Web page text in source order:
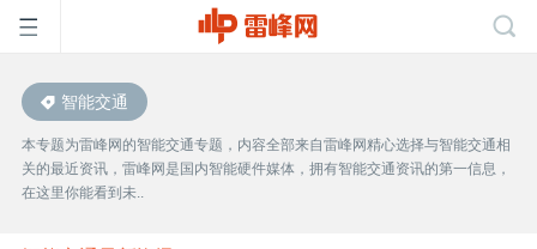
首
页
智能交通
本专题为雷峰网的智能交通专题，内容全部来自雷峰网精心选择与智能交通相
关的最近资讯，雷峰网是国内智能硬件媒体，拥有智能交通资讯的第一信息，
在这里你能看到未..